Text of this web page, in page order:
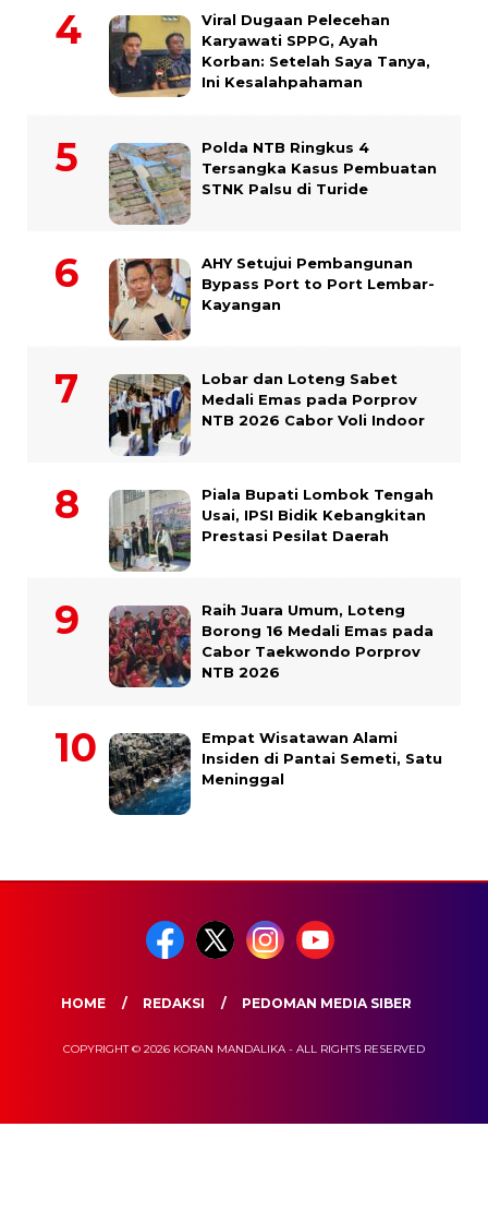
Viral Dugaan Pelecehan
Karyawati SPPG, Ayah
Korban: Setelah Saya Tanya,
Ini Kesalahpahaman
Polda NTB Ringkus 4
Tersangka Kasus Pembuatan
STNK Palsu di Turide
AHY Setujui Pembangunan
Bypass Port to Port Lembar-
Kayangan
Lobar dan Loteng Sabet
Medali Emas pada Porprov
NTB 2026 Cabor Voli Indoor
Piala Bupati Lombok Tengah
Usai, IPSI Bidik Kebangkitan
Prestasi Pesilat Daerah
Raih Juara Umum, Loteng
Borong 16 Medali Emas pada
Cabor Taekwondo Porprov
NTB 2026
Empat Wisatawan Alami
Insiden di Pantai Semeti, Satu
Meninggal
HOME REDAKSI PEDOMAN MEDIA SIBER
COPYRIGHT © 2026 KORAN MANDALIKA - ALL RIGHTS RESERVED